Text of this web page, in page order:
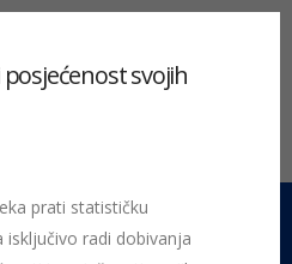
svojih
prati statističku
radi dobivanja